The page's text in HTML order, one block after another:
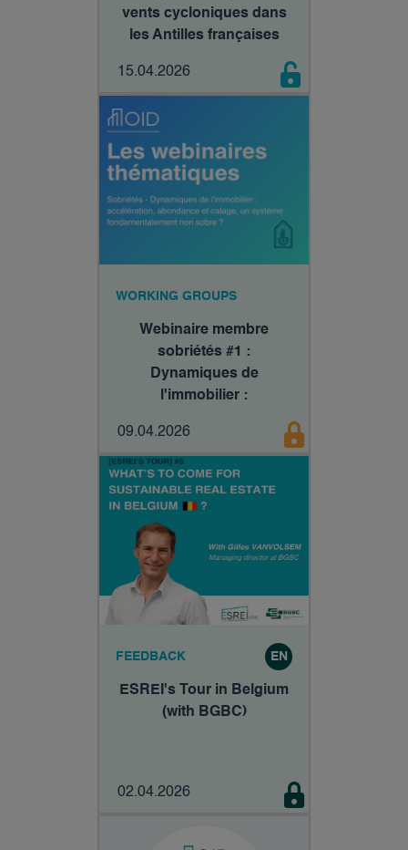
vents cycloniques dans
les Antilles françaises
15.04.2026
WORKING GROUPS
Webinaire membre
sobriétés #1 :
Dynamiques de
l'immobilier :
et calage, un système
fondamentalement non
sobre ?
09.04.2026
FEEDBACK EN
ESREI's Tour in Belgium
(with BGBC)
02.04.2026